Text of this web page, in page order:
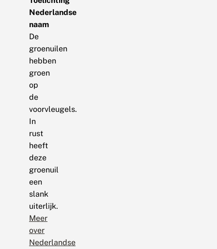
Nederlandse
naam
De
groenuilen
hebben
groen
op
de
voorvleugels.
In
rust
heeft
deze
groenuil
een
slank
uiterlijk.
Meer
over
Nederlandse